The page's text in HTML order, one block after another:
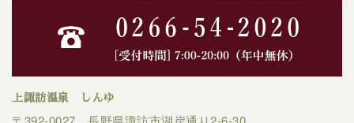
上諏訪温泉 しんゆ